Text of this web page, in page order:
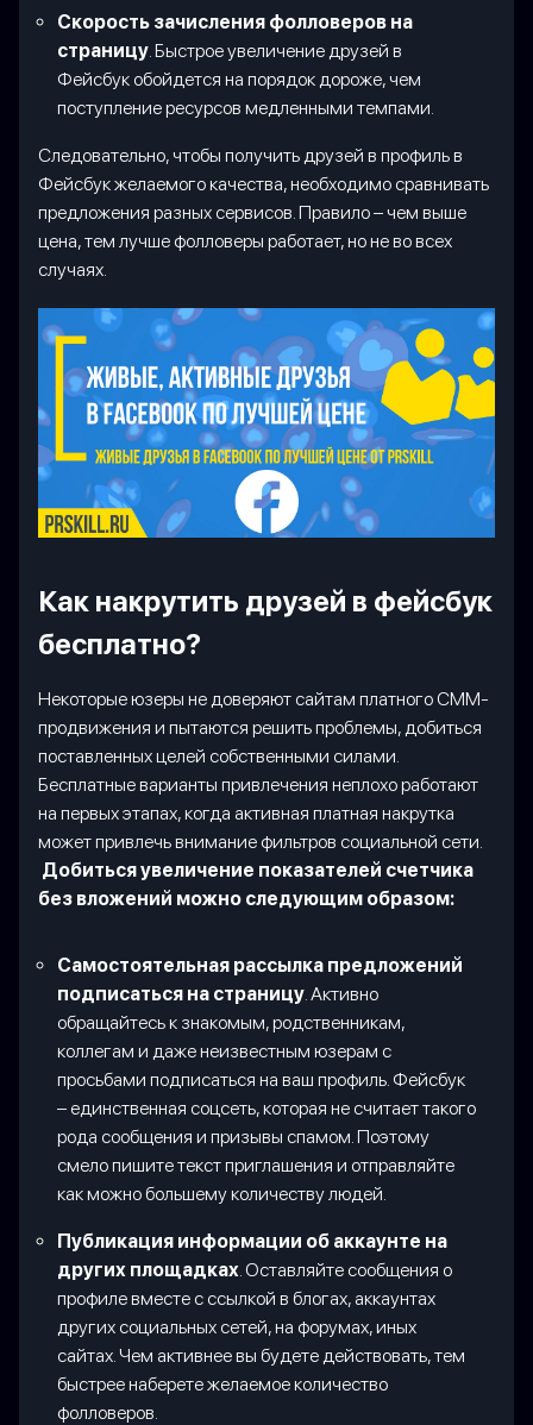
Скорость зачисления фолловеров на
страницу. Быстрое увеличение друзей в
Фейсбук обойдется на порядок дороже, чем
поступление ресурсов медленными темпами.
Следовательно, чтобы получить друзей в профиль в
Фейсбук желаемого качества, необходимо сравнивать
предложения разных сервисов. Правило – чем выше
цена, тем лучше фолловеры работает, но не во всех
случаях.
Как накрутить друзей в фейсбук
бесплатно?
Некоторые юзеры не доверяют сайтам платного СММ-
продвижения и пытаются решить проблемы, добиться
поставленных целей собственными силами.
Бесплатные варианты привлечения неплохо работают
на первых этапах, когда активная платная накрутка
может привлечь внимание фильтров социальной сети.
Добиться увеличение показателей счетчика
без вложений можно следующим образом:
Самостоятельная рассылка предложений
подписаться на страницу . Активно
обращайтесь к знакомым, родственникам,
коллегам и даже неизвестным юзерам с
просьбами подписаться на ваш профиль. Фейсбук
– единственная соцсеть, которая не считает такого
рода сообщения и призывы спамом. Поэтому
смело пишите текст приглашения и отправляйте
как можно большему количеству людей.
Публикация информации об аккаунте на
других площадках . Оставляйте сообщения о
профиле вместе с ссылкой в блогах, аккаунтах
других социальных сетей, на форумах, иных
сайтах. Чем активнее вы будете действовать, тем
быстрее наберете желаемое количество
фолловеров.